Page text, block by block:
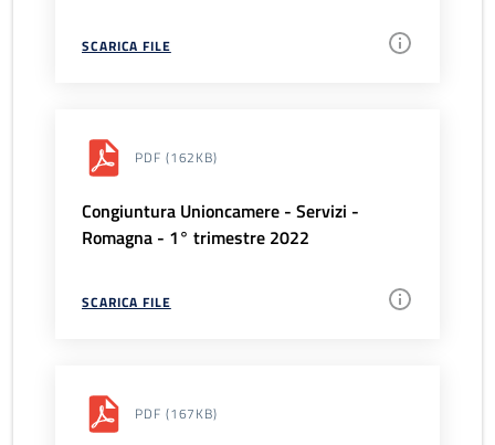
SCARICA FILE
PDF (162KB)
Congiuntura Unioncamere - Servizi -
Romagna - 1° trimestre 2022
SCARICA FILE
PDF (167KB)